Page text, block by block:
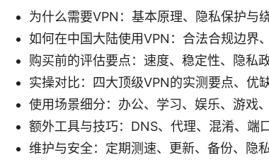
为什么需要VPN：基本原理、隐私保护与
如何在中国大陆使用VPN：合法合规边界
购买前的评估要点：速度、稳定性、隐私
实操对比：四大顶级VPN的实测要点、优
使用场景细分：办公、学习、娱乐、游戏
额外工具与技巧：DNS、代理、混淆、端
维护与安全：定期测速、更新、备份、隐